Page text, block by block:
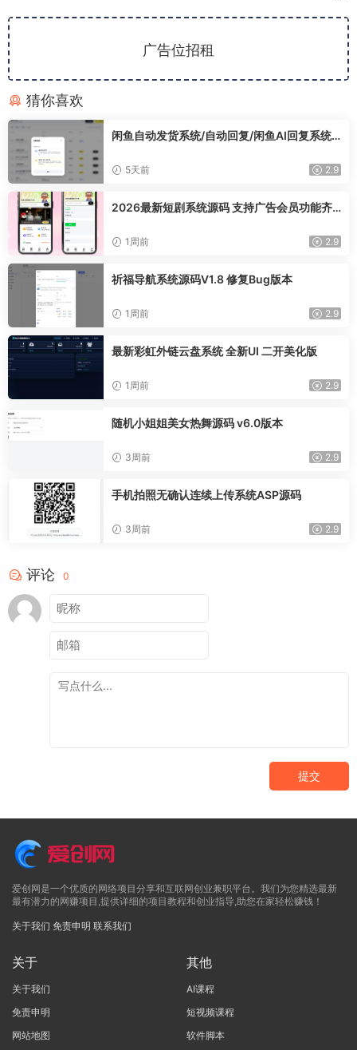
广告位招租
猜你喜欢
闲鱼自动发货系统/自动回复/闲鱼AI回复系统
5天前 2.9
2026最新短剧系统源码 支持广告会员功能齐
1周前 2.9
祈福导航系统源码V1.8 修复Bug版本
1周前 2.9
最新彩虹外链云盘系统 全新UI 二开美化版
1周前 2.9
随机小姐姐美女热舞源码 v6.0版本
3周前 2.9
手机拍照无确认连续上传系统ASP源码
3周前 2.9
评论 0
提交
爱创网是一个优质的网络项目分享和互联网创业兼职平台。我们为您精选最新
最有潜力的网赚项目,提供详细的项目教程和创业指导,助您在家轻松赚钱！
关于我们 免责申明 联系我们
关于
关于我们
免责申明
网站地图
其他
AI课程
短视频课程
软件脚本